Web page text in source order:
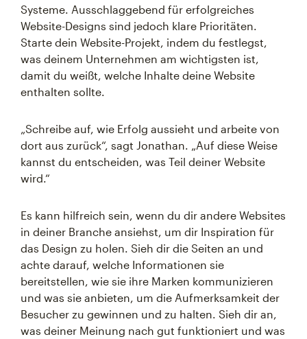
Systeme. Ausschlaggebend für erfolgreiches
Website-Designs sind jedoch klare Prioritäten.
Starte dein Website-Projekt, indem du festlegst,
was deinem Unternehmen am wichtigsten ist,
damit du weißt, welche Inhalte deine Website
enthalten sollte.
„Schreibe auf, wie Erfolg aussieht und arbeite von
dort aus zurück“, sagt Jonathan. „Auf diese Weise
kannst du entscheiden, was Teil deiner Website
wird.“
Es kann hilfreich sein, wenn du dir andere Websites
in deiner Branche ansiehst, um dir Inspiration für
das Design zu holen. Sieh dir die Seiten an und
achte darauf, welche Informationen sie
bereitstellen, wie sie ihre Marken kommunizieren
und was sie anbieten, um die Aufmerksamkeit der
Besucher zu gewinnen und zu halten. Sieh dir an,
was deiner Meinung nach gut funktioniert und was